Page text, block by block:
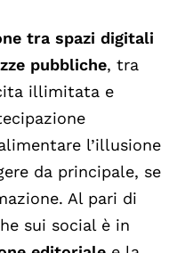
tra spazi digitali
pubbliche, tra
illimitata e
l’illusione
da principale, se
Al pari di
sui social è in